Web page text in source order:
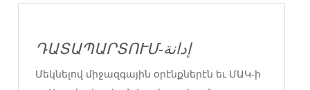
ԴԱՏԱՊԱՐՏՈՒՄ-إدانة
Մեկնելով միջազգային օրէնքներէն եւ ՄԱԿ-ի